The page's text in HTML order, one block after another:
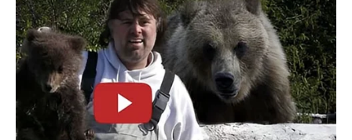
Ljubavna sreća je bliže nego što misli
Devica neće lako doneti odluku. Ona voli da analizira
svaki detalj i da bude sigurna da neće ponovo napraviti
istu grešku. Ipak, ovog puta postoje veliki izgledi da će joj
srce pokazati pravi put.